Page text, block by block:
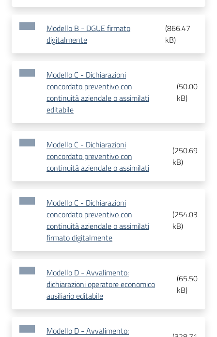
Modello B - DGUE firmato
digitalmente
(866.47
kB)
Modello C - Dichiarazioni
concordato preventivo con
continuità aziendale o assimilati
editabile
(50.00
kB)
Modello C - Dichiarazioni
concordato preventivo con
continuità aziendale o assimilati
(250.69
kB)
Modello C - Dichiarazioni
concordato preventivo con
continuità aziendale o assimilati
firmato digitalmente
(254.03
kB)
Modello D - Avvalimento:
dichiarazioni operatore economico
ausiliario editabile
(65.50
kB)
Modello D - Avvalimento: